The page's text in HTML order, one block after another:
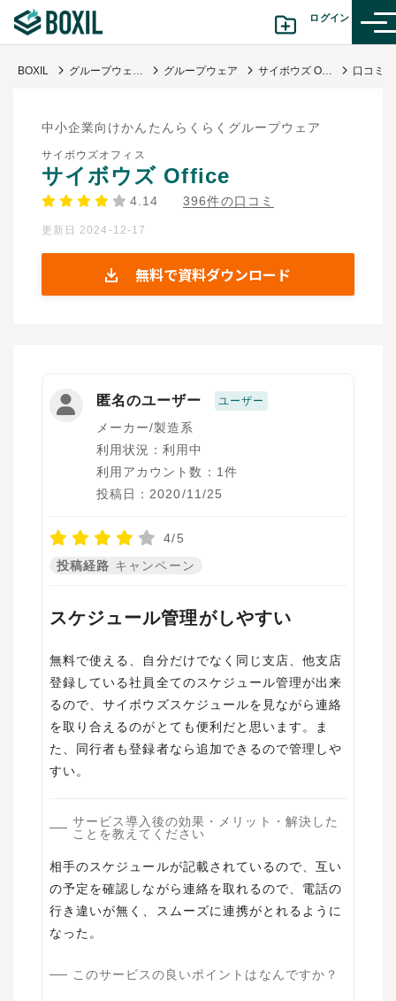
ログイン
診断から探す(β版)
記事から探す
BOXILの使い方ガイド
BOXIL グループウェア比較18選｜タイプ別おすすめ・シェアランキングと料金相場 グループウェア サイボウズ Office
中小企業向けかんたんらくらくグループウェア
サイボウズオフィス
サイボウズ Office
4.14 396件の口コミ
更新日 2024-12-17
無料で資料ダウンロード
匿名のユーザー ユーザー
メーカー/製造系
利用状況：利用中
利用アカウント数：1件
投稿日：2020/11/25
4/5
投稿経路 キャンペーン
スケジュール管理がしやすい
無料で使える、自分だけでなく同じ支店、他支店
登録している社員全てのスケジュール管理が出来
るので、サイボウズスケジュールを見ながら連絡
を取り合えるのがとても便利だと思います。ま
た、同行者も登録者なら追加できるので管理しや
すい。
サービス導入後の効果・メリット・解決した
ことを教えてください
相手のスケジュールが記載されているので、互い
の予定を確認しながら連絡を取れるので、電話の
行き違いが無く、スムーズに連携がとれるように
なった。
このサービスの良いポイントはなんですか？